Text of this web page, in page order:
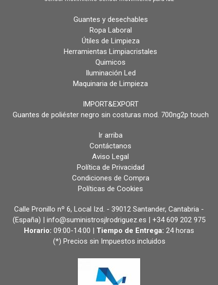
Guantes y desechables
Ropa Laboral
Útiles de Limpieza
Herramientas Limpiacristales
Quimicos
Iluminación Led
Maquinaria de Limpieza
IMPORT&EXPORT
Guantes de poliéster negro sin costuras mod. 700ng2p touch
Ir arriba
Contáctanos
Aviso Legal
Política de Privacidad
Condiciones de Compra
Políticas de Cookies
Calle Pronillo nº 6, Local Izd. - 39012 Santander, Cantabria -
(España) | info@suministrosjlrodriguez.es | +34 609 202 975
Horario: 09:00-14:00 | Tiempo de Entrega: 24 horas
(*) Precios sin Impuestos incluidos